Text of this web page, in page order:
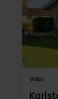
Villa